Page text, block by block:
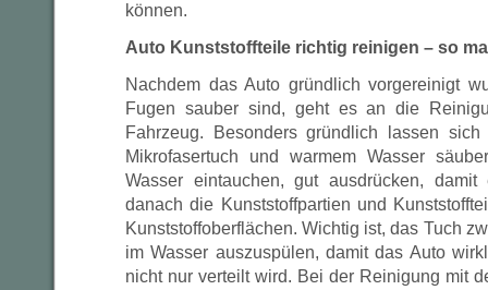
können.
Auto Kunststoffteile richtig reinigen – so
Nachdem das Auto gründlich vorgereinigt
Fugen sauber sind, geht es an die
Fahrzeug. Besonders gründlich lassen
Mikrofasertuch und warmem Wasser
Wasser eintauchen, gut ausdrücken,
danach die Kunststoffpartien und
Kunststoffoberflächen. Wichtig ist, das Tuch
im Wasser auszuspülen, damit das Auto
nicht nur verteilt wird. Bei der Reinigung mit